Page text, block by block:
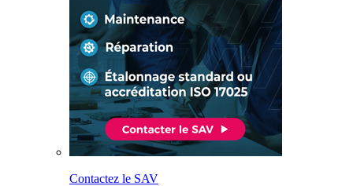
Contactez le SAV